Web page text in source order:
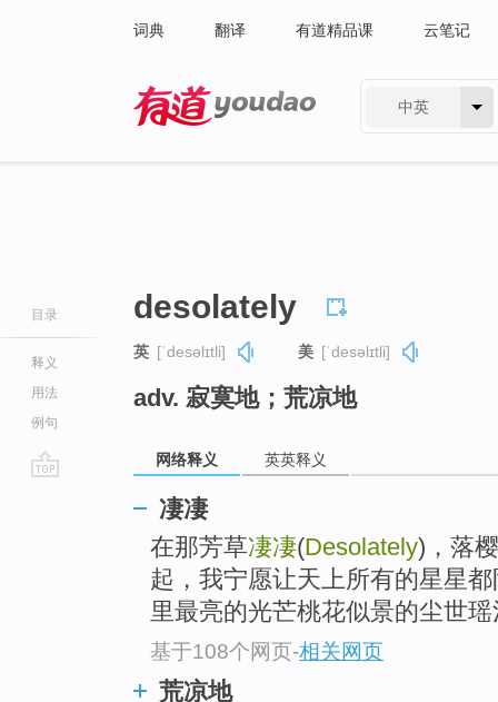
词典 翻译 有道精品课 云笔记
中英
目录
释义
用法
例句
desolately
英 [ˈdesəlɪtli] 美 [ˈdesəlɪtli]
adv. 寂寞地；荒凉地
网络释义 英英释义
凄凄
在那芳草凄凄(Desolately)，落
起，我宁愿让天上所有的星星
里最亮的光芒桃花似景的尘世
基于108个网页-相关网页
荒凉地